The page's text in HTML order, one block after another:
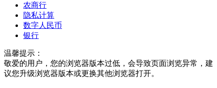
农商行
隐私计算
数字人民币
银行
温馨提示：
敬爱的用户，您的浏览器版本过低，会导致页面浏览异常，建
议您升级浏览器版本或更换其他浏览器打开。